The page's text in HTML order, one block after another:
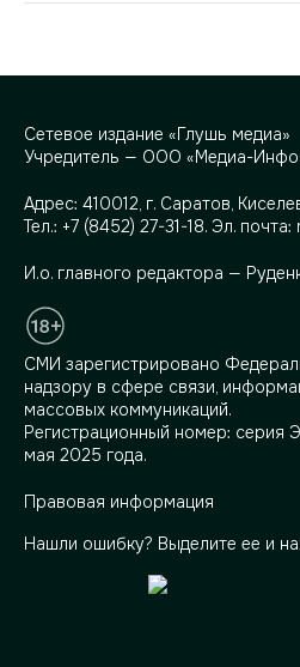
Сетевое издание «Глушь медиа»
Учредитель — ООО «Медиа-
Адрес: 410012, г. Саратов,
Тел.: +7 (8452) 27-31-18. Эл. почта:
И.о. главного редактора —
СМИ зарегистрировано
надзору в сфере связи,
массовых коммуникаций.
Регистрационный номер:
мая 2025 года.
Правовая информация
Нашли ошибку? Выделите ее и